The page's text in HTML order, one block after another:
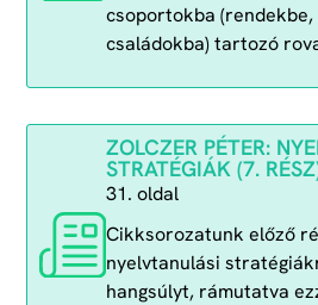
csoportokba
családokba) tartozó
ZOLCZER PÉTER:
STRATÉGIÁK (7.
31. oldal
Cikksorozatunk előző
nyelvtanulási
hangsúlyt, rámutatva